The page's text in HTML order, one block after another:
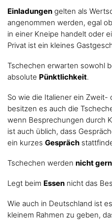
Einladungen gelten als
angenommen werden, egal
in einer Kneipe handelt oder
Privat ist ein kleines
Tschechen erwarten sowohl
absolute Pünktlichkeit.
So wie die Italiener ein
besitzen es auch die
wenn Besprechungen durch
ist auch üblich, dass
ein kurzes Gespräch
Tschechen werden nicht
Legt beim Essen nicht das
Wie auch in Deutschland ist
kleinem Rahmen zu geben,